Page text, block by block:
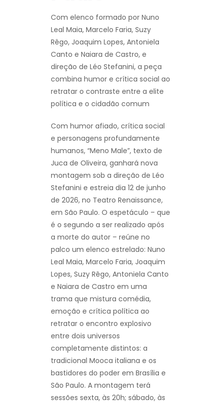
Com elenco formado por Nuno
Leal Maia, Marcelo Faria, Suzy
Rêgo, Joaquim Lopes, Antoniela
Canto e Naiara de Castro, e
direção de Léo Stefanini, a peça
combina humor e crítica social ao
retratar o contraste entre a elite
política e o cidadão comum
Com humor afiado, crítica social
e personagens profundamente
humanos, “Meno Male”, texto de
Juca de Oliveira, ganhará nova
montagem sob a direção de Léo
Stefanini e estreia dia 12 de junho
de 2026, no Teatro Renaissance,
em São Paulo. O espetáculo – que
é o segundo a ser realizado após
a morte do autor – reúne no
palco um elenco estrelado: Nuno
Leal Maia, Marcelo Faria, Joaquim
Lopes, Suzy Rêgo, Antoniela Canto
e Naiara de Castro em uma
trama que mistura comédia,
emoção e crítica política ao
retratar o encontro explosivo
entre dois universos
completamente distintos: a
tradicional Mooca italiana e os
bastidores do poder em Brasília e
São Paulo. A montagem terá
sessões sexta, às 20h; sábado, às